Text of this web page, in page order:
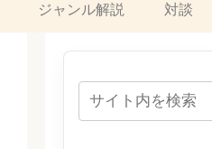
ジャンル解説 対談